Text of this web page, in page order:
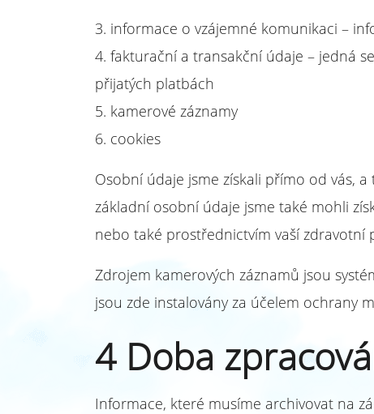
3. informace o vzájemné komunikaci –
4. fakturační a transakční údaje – jedná
přijatých platbách
5. kamerové záznamy
6. cookies
Osobní údaje jsme získali přímo od vás,
základní osobní údaje jsme také mohli
nebo také prostřednictvím vaší zdravotní
Zdrojem kamerových záznamů jsou
jsou zde instalovány za účelem ochrany
4 Doba
Informace, které musíme archivovat na